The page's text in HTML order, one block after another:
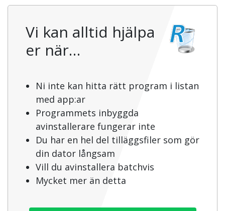
Vi kan alltid hjälpa
er när…
Ni inte kan hitta rätt program i listan
med app:ar
Programmets inbyggda
avinstallerare fungerar inte
Du har en hel del tilläggsfiler som gör
din dator långsam
Vill du avinstallera batchvis
Mycket mer än detta